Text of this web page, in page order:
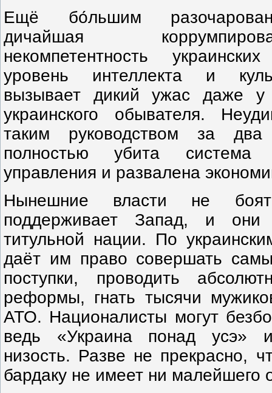
Ещё бо́льшим
дичайшая
некомпетентность
уровень интеллекта и
вызывает дикий ужас даже у
украинского обывателя.
таким руководством за два
полностью убита система
управления и развалена
Нынешние власти не
поддерживает Запад, и они
титульной нации. По
даёт им право совершать
поступки, проводить
реформы, гнать тысячи
АТО. Националисты могут
ведь «Украина понад усэ»
низость. Разве не прекрасно,
бардаку не имеет ни малейшего